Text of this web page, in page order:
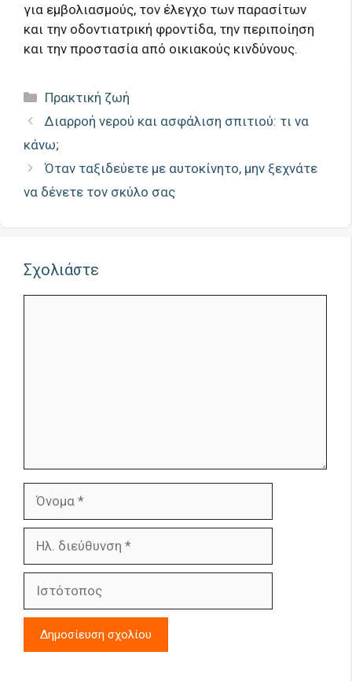
για εμβολιασμούς, τον έλεγχο των παρασίτων
και την οδοντιατρική φροντίδα, την περιποίηση
και την προστασία από οικιακούς κινδύνους.
Κατηγορίες
Πρακτική ζωή
Διαρροή νερού και ασφάλιση σπιτιού: τι να
κάνω;
Όταν ταξιδεύετε με αυτοκίνητο, μην ξεχνάτε
να δένετε τον σκύλο σας
Σχολιάστε
διεύθυνση